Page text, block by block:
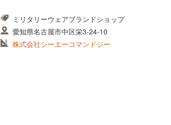
ミリタリーウェアブランドショップ
愛知県名古屋市中区栄3-24-10
株式会社シーエーコマンドジー